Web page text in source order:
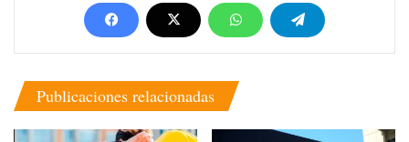
Publicaciones relacionadas